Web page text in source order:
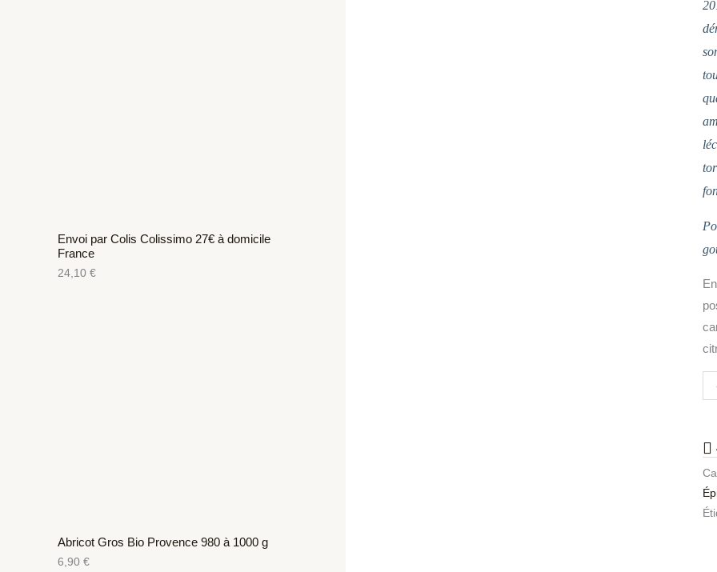
Envoi par Colis Colissimo 27€ à domicile
France
24,10 €
Abricot Gros Bio Provence 980 à 1000 g
6,90 €